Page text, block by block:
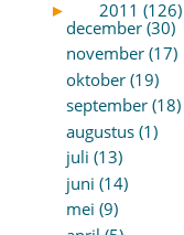
►
2011 (126)
december (30)
november (17)
oktober (19)
september (18)
augustus (1)
juli (13)
juni (14)
mei (9)